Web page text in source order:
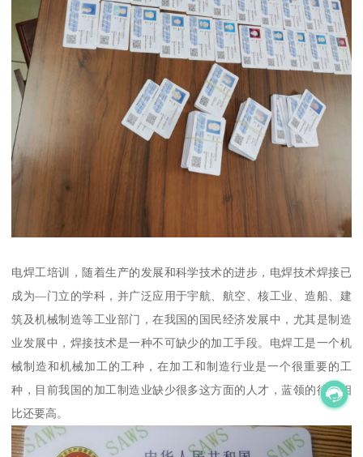
电焊工培训，随着生产的发展和科学技术的进步，电焊技术焊接已
成为—门立的学科，并广泛应用于宇航、航空、核工业、造船、建
筑及机械制造等工业部门，在我国的国民经济发展中，尤其是制造
业发展中，焊接技术是一种不可缺少的加工手段。电焊工是一个机
械制造和机械加工的工种，在加工和制造行业是一个很重要的工
种，目前我国的加工制造业缺少很多这方面的人才，蓝领的待遇相
比还要高。